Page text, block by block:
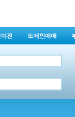
전 도메인매매